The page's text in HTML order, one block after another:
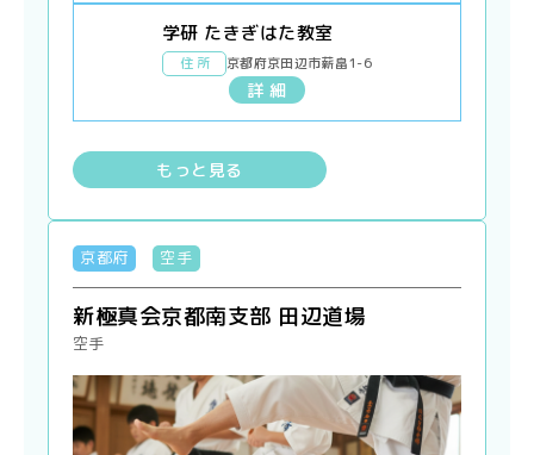
学研 たきぎはた教室
住 所 京都府京田辺市薪畠1-6
詳 細
もっと見る
京都府 空手
新極真会京都南支部 田辺道場
空手